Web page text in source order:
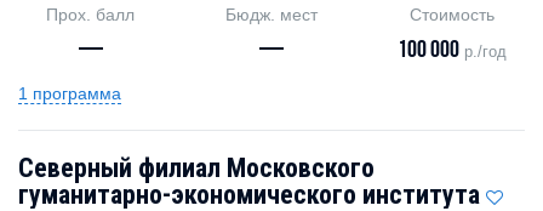
Прох. балл
—
Бюдж. мест
—
Стоимость
100 000 р./год
1 программа
Северный филиал Московского
гуманитарно-экономического института